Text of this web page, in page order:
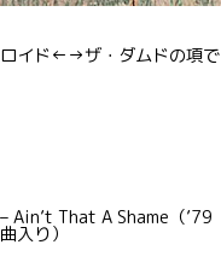
イド←→ザ・ダムドの項
That A Shame（
り）